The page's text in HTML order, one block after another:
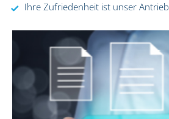
Ihre Zufriedenheit ist unser Antrieb